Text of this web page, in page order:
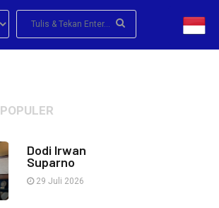
POPULER
Dodi Irwan
Suparno
29 Juli 2026